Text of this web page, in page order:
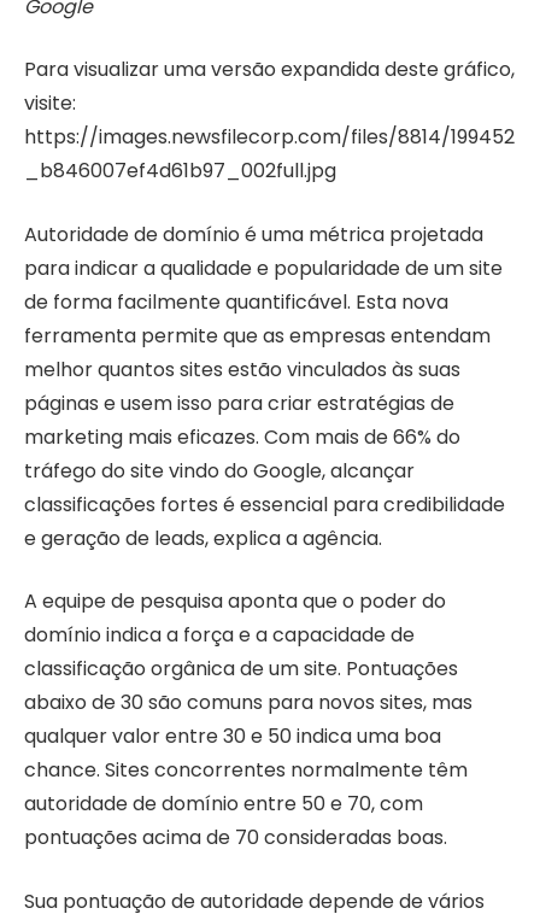
Google
Para visualizar uma versão expandida deste gráfico,
visite:
https://images.newsfilecorp.com/files/8814/199452
_b846007ef4d61b97_002full.jpg
Autoridade de domínio é uma métrica projetada
para indicar a qualidade e popularidade de um site
de forma facilmente quantificável. Esta nova
ferramenta permite que as empresas entendam
melhor quantos sites estão vinculados às suas
páginas e usem isso para criar estratégias de
marketing mais eficazes. Com mais de 66% do
tráfego do site vindo do Google, alcançar
classificações fortes é essencial para credibilidade
e geração de leads, explica a agência.
A equipe de pesquisa aponta que o poder do
domínio indica a força e a capacidade de
classificação orgânica de um site. Pontuações
abaixo de 30 são comuns para novos sites, mas
qualquer valor entre 30 e 50 indica uma boa
chance. Sites concorrentes normalmente têm
autoridade de domínio entre 50 e 70, com
pontuações acima de 70 consideradas boas.
Sua pontuação de autoridade depende de vários